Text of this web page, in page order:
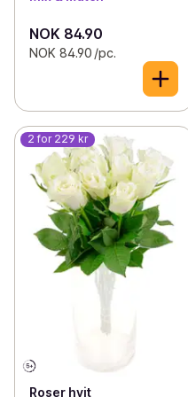
NOK 84.90
NOK 84.90 /pc.
2 for 229 kr
Roser hvit